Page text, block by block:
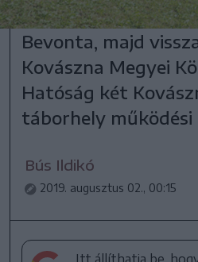
Bevonta, majd
Kovászna Megyei
Hatóság két
táborhely működési
Bús Ildikó
2019. augusztus 02., 00:15